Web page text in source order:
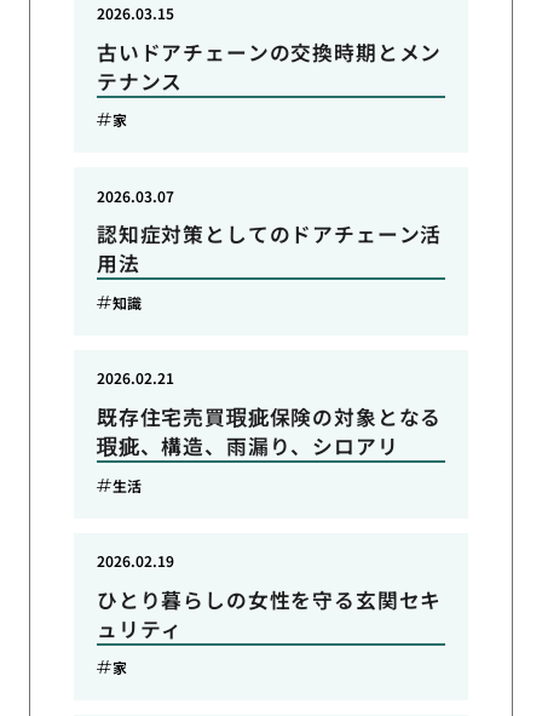
古いドアチェーンの交換時期とメン
テナンス
2026.03.15
家
認知症対策としてのドアチェーン活
用法
2026.03.07
知識
既存住宅売買瑕疵保険の対象となる
瑕疵、構造、雨漏り、シロアリ
2026.02.21
生活
ひとり暮らしの女性を守る玄関セキ
ュリティ
2026.02.19
家